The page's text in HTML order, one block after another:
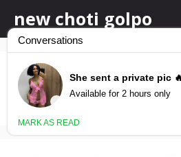
to
content
new choti golpo
শালী কে চুদা